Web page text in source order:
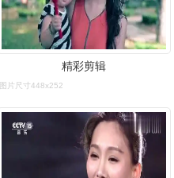
精彩剪辑
图片尺寸448x252